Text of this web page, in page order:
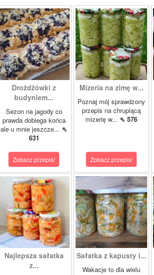
Drożdżówki z
budyniem...
Sezon na jagody co
prawda dobiega końca
ale u mnie jeszcze... ⇖
631
Zobacz przepis!
Mizeria na zimę w...
Poznaj mój sprawdzony
przepis na chrupiącą
mizerię w... ⇖ 576
Zobacz przepis!
Najlepsza sałatka
z...
Sałatka z kapusty i...
Wakacje to dla wielu